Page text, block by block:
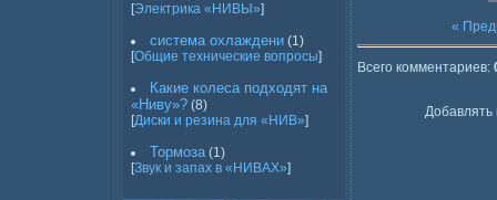
[Электрика «НИВЫ»]
система охлаждени (1)
[Общие технические вопросы]
Какие колеса подходят на
«Ниву»? (8)
[Диски и резина для «НИВ»]
Тормоза (1)
[Звук и запах в «НИВАХ»]
«
Всего комментариев:
Добавлять